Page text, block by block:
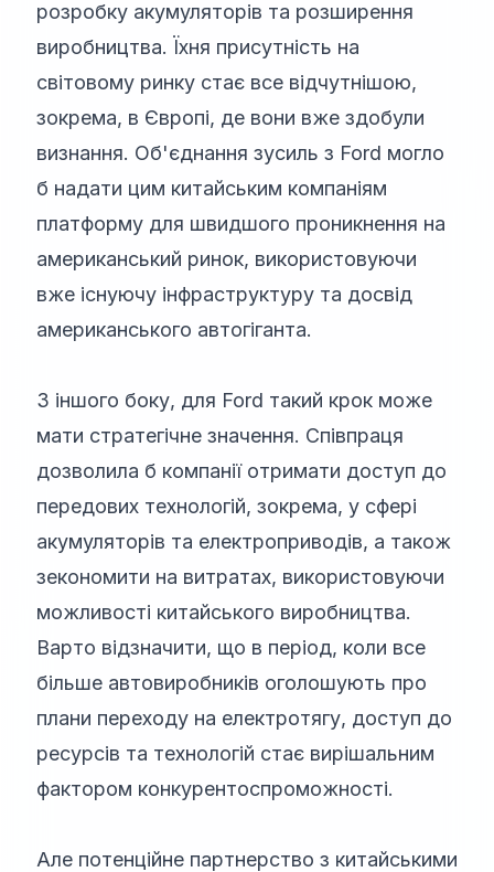
розробку акумуляторів та розширення
виробництва. Їхня присутність на
світовому ринку стає все відчутнішою,
зокрема, в Європі, де вони вже здобули
визнання. Об'єднання зусиль з Ford могло
б надати цим китайським компаніям
платформу для швидшого проникнення на
американський ринок, використовуючи
вже існуючу інфраструктуру та досвід
американського автогіганта.
З іншого боку, для Ford такий крок може
мати стратегічне значення. Співпраця
дозволила б компанії отримати доступ до
передових технологій, зокрема, у сфері
акумуляторів та електроприводів, а також
зекономити на витратах, використовуючи
можливості китайського виробництва.
Варто відзначити, що в період, коли все
більше автовиробників оголошують про
плани переходу на електротягу, доступ до
ресурсів та технологій стає вирішальним
фактором конкурентоспроможності.
Але потенційне партнерство з китайськими